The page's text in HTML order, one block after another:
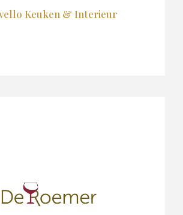
Keuken & Interieur